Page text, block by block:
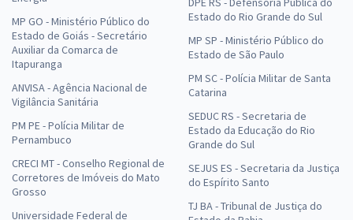
MP GO - Ministério Público do
Estado de Goiás - Secretário
Auxiliar da Comarca de
Itapuranga
ANVISA - Agência Nacional de
Vigilância Sanitária
PM PE - Polícia Militar de
Pernambuco
CRECI MT - Conselho Regional de
Corretores de Imóveis do Mato
Grosso
Universidade Federal de
Estado do Rio Grande do Sul
MP SP - Ministério Público do
Estado de São Paulo
PM SC - Polícia Militar de Santa
Catarina
SEDUC RS - Secretaria de
Estado da Educação do Rio
Grande do Sul
SEJUS ES - Secretaria da Justiça
do Espírito Santo
TJ BA - Tribunal de Justiça do